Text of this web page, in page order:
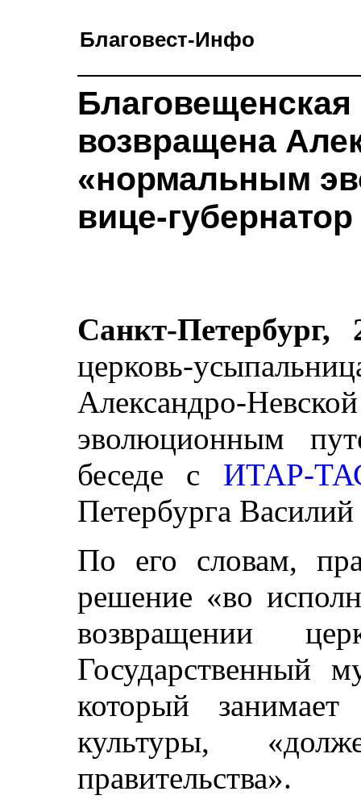
Благовест-Инфо
Благовещенская
возвращена
«нормальным
вице-губернатор
Санкт-
церковь-
Александро-
эволюционным
беседе с ИТАР-
Петербурга
По его словам,
решение «во
возвращении
Государственный
который
культуры,
правительства».